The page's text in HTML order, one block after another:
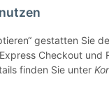
gestatten Sie
Checkout
finden Sie unter
Lieferbedingungen, zzgl.